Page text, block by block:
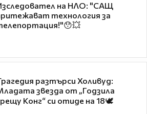
на НЛО: "САЩ
технология за
разтърси Холивуд:
звезда от „Годзила
Конг“ си отиде на 18🕊️